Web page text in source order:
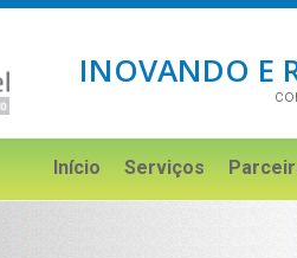
INOVANDO E
Início Serviços